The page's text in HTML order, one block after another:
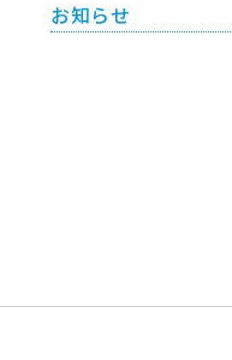
お知らせ